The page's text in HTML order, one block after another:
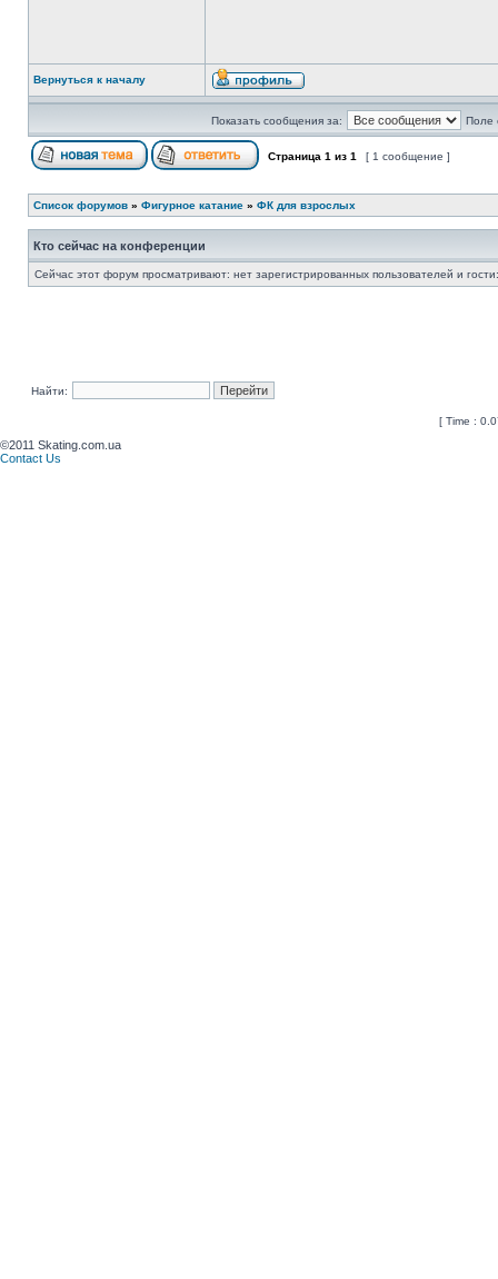
Вернуться к началу
Показать сообщения за: Поле
Страница 1 из 1 [ 1 сообщение ]
Список форумов » Фигурное катание » ФК для взрослых
Кто сейчас на конференции
Сейчас этот форум просматривают: нет зарегистрированных пользователей и
Найти:
[ Time :
©2011 Skating.com.ua
Contact Us